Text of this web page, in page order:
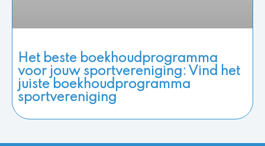
Het beste boekhoudprogramma
voor jouw sportvereniging: Vind het
juiste boekhoudprogramma
sportvereniging